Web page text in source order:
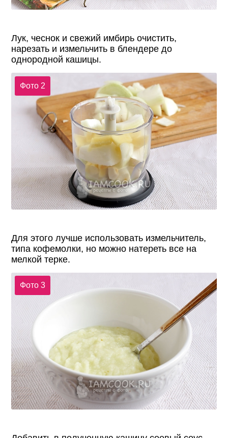
Лук, чеснок и свежий имбирь очистить,
нарезать и измельчить в блендере до
однородной кашицы.
Фото 2
Для этого лучше использовать измельчитель,
типа кофемолки, но можно натереть все на
мелкой терке.
Фото 3